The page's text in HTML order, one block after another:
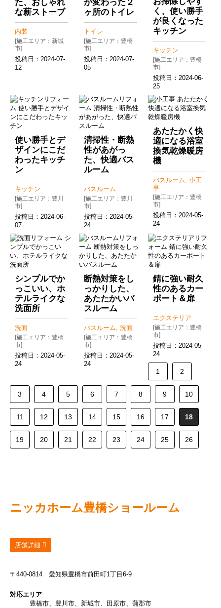
た、おしゃれ
な薪ストーブ
内装
[施工エリア：新城
市]
投稿日： 2024-07-
12
が変わった２
ヶ所のトイレ
トイレ
[施工エリア：豊橋
市]
投稿日： 2024-07-
05
く、使い勝手
が良くなった
キッチン
キッチン
[施工エリア：豊橋
市]
投稿日： 2024-06-
25
使い勝手とデ
ザインにこだ
わったキッチ
ン
キッチン
[施工エリア：豊川
市]
投稿日： 2024-06-
07
清掃性・断熱
性があがっ
た、快適バス
ルーム
バスルーム
[施工エリア：豊川
市]
投稿日： 2024-05-
24
あたたかく快
適になる浴室
換気乾燥暖房
機
バスルーム, 小工
事
[施工エリア：豊橋
市]
投稿日： 2024-05-
24
シンプルでか
っこいい、ホ
テルライクな
洗面所
洗面
[施工エリア：豊橋
市]
投稿日： 2024-05-
24
断熱対策をし
っかりした、
あたたかいバ
スルーム
バスルーム, 洗面
[施工エリア：豊橋
市]
投稿日： 2024-05-
24
錆に強い耐久
性のあるカー
ポート＆扉
エクステリア
[施工エリア：豊橋
市]
投稿日： 2024-05-
24
1 2
3 4 5 6 7 8 9 10
11 12 13 14 15 16 17 18
19 20 21 22 23 24 25 26
ニッカホーム豊橋ショールーム
店舗詳細
〒440-0814 愛知県豊橋市前田町1丁目6-9
対応エリア
豊橋市、豊川市、新城市、田原市、蒲郡市